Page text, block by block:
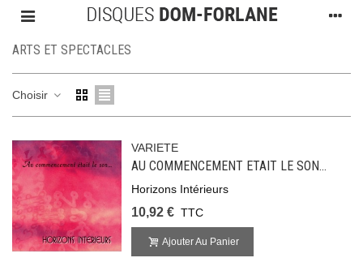
ARTS ET SPECTACLES
Choisir
VARIETE
AU COMMENCEMENT ETAIT LE SON...
Horizons Intérieurs
10,92 € TTC
Ajouter Au Panier